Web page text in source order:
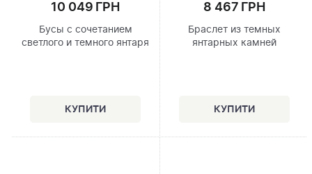
10 049 ГРН
Бусы с сочетанием
светлого и темного янтаря
8 467 ГРН
Браслет из темных
янтарных камней